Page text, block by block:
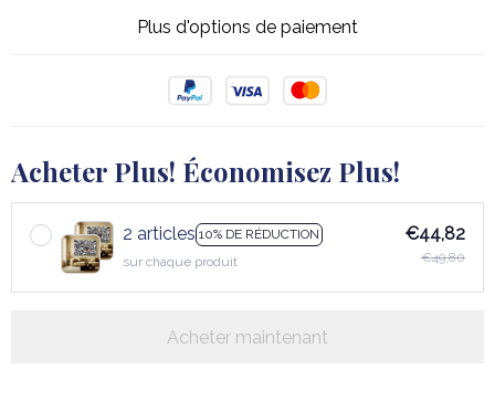
Plus d'options de paiement
Acheter Plus! Économisez Plus!
2 articles 10% DE RÉDUCTION
sur chaque produit
€44,82
€49,80
Acheter maintenant